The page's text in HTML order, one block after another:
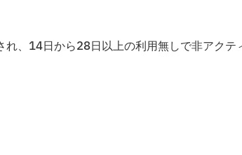
、14日から28日以上の利用無しで非アクテ